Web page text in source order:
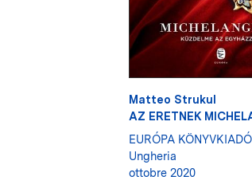
Matteo Strukul
AZ ERETNEK
EURÓPA KÖNYVKIADÓ
Ungheria
ottobre 2020